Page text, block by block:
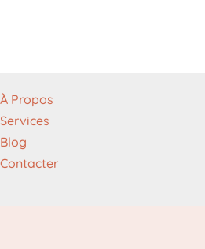
À Propos
Services
Blog
Contacter